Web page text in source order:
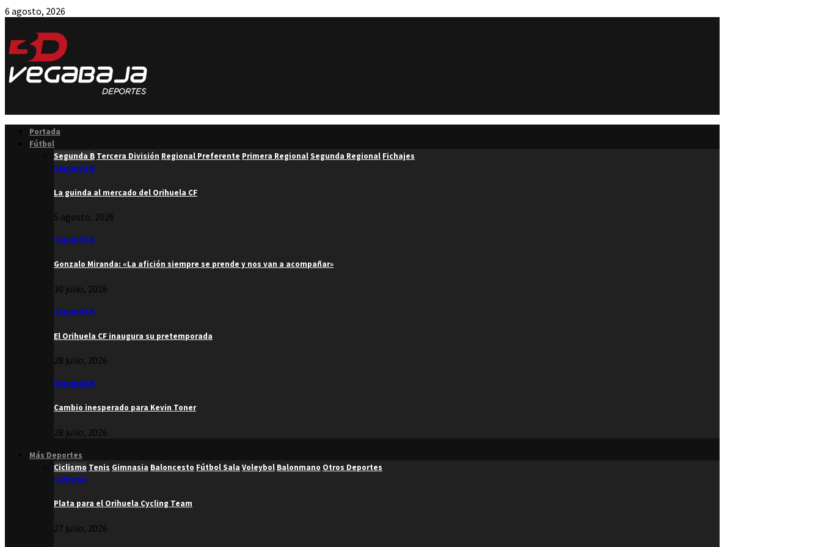
6 agosto, 2026
Portada
Fútbol
Segunda B Tercera División Regional Preferente Primera RegionalSegunda Regional Fichajes
Segunda B
La guinda al mercado del Orihuela CF
5 agosto, 2026
Segunda B
Gonzalo Miranda: «La afición siempre se prende y nos van a acompañar»
30 julio, 2026
Segunda B
El Orihuela CF inaugura su pretemporada
28 julio, 2026
Segunda B
Cambio inesperado para Kevin Toner
28 julio, 2026
Más Deportes
Ciclismo Tenis Gimnasia Baloncesto Fútbol Sala Voleybol Balonmano Otros Deportes
Ciclismo
Plata para el Orihuela Cycling Team
27 julio, 2026